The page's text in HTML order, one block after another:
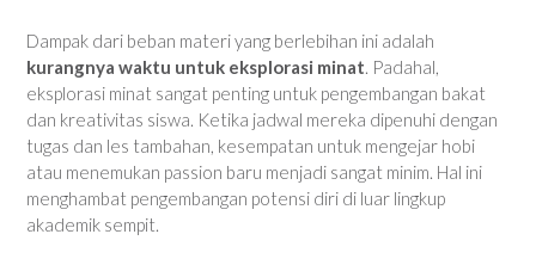
Dampak dari beban materi yang berlebihan ini adalah
kurangnya waktu untuk eksplorasi minat. Padahal,
eksplorasi minat sangat penting untuk pengembangan bakat
dan kreativitas siswa. Ketika jadwal mereka dipenuhi dengan
tugas dan les tambahan, kesempatan untuk mengejar hobi
atau menemukan passion baru menjadi sangat minim. Hal ini
menghambat pengembangan potensi diri di luar lingkup
akademik sempit.